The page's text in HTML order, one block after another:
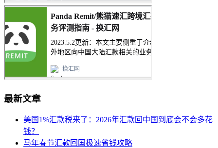
最新文章
美国1%汇款税来了：2026年汇款回中国到底会不会多花
钱？
马年春节汇款回国极速省钱攻略